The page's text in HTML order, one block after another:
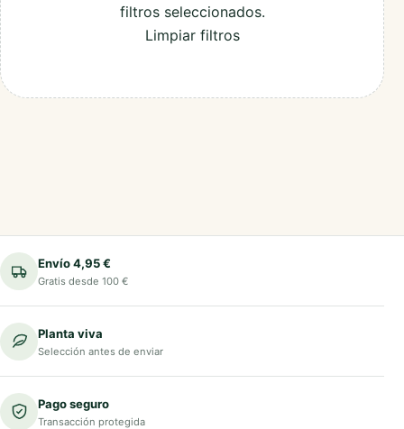
filtros seleccionados.
Limpiar filtros
Envío 4,95 €
Gratis desde 100 €
Planta viva
Selección antes de enviar
Pago seguro
Transacción protegida